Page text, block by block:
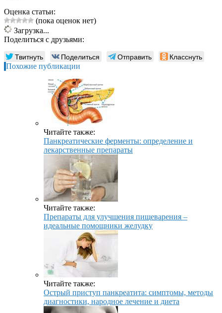
Оценка статьи:
(пока оценок нет)
Загрузка...
Поделиться с друзьями:
Твитнуть Поделиться Отправить Класснуть
Похожие публикации
Читайте также:
Панкреатические ферменты: определение и
лекарственные препараты
Читайте также:
Препараты для улучшения пищеварения –
идеальные помощники желудку
Читайте также:
Острый приступ панкреатита: симптомы, методы
диагностики, народное лечение и диета